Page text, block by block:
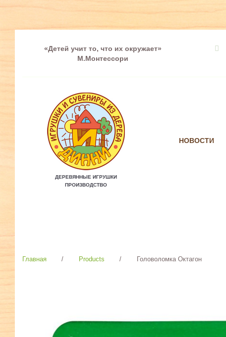
«Детей учит то, что их окружает»
М.Монтессори
ДЕРЕВЯННЫЕ ИГРУШКИ
ПРОИЗВОДСТВО
НОВОСТИ
Главная / Products / Головоломка Октагон